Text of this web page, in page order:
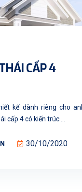
CẤP 4
kế dành riêng cho
cấp 4 có kiến trúc ...
30/10/2020